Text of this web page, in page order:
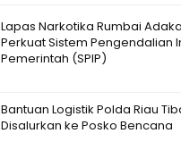
Lapas Narkotika Rumbai
Perkuat Sistem Pengendalian
Pemerintah (SPIP)
Bantuan Logistik Polda Riau
Disalurkan ke Posko Bencana